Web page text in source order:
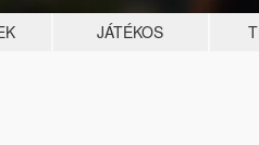
JÁTÉKOS